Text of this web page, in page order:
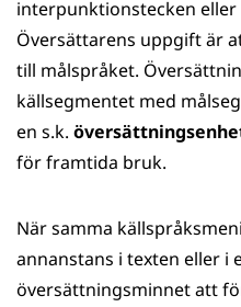
interpunktionstecken
Översättarens uppgift är
till målspråket.
källsegmentet med
en s.k.
för framtida bruk.
När samma
annanstans i texten eller i
översättningsminnet att